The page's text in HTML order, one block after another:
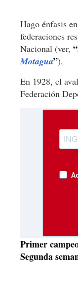
Hago énfasis
federaciones
Nacional (ver, “
Motagua”).
En 1928, el
Federación
Primer
Segunda